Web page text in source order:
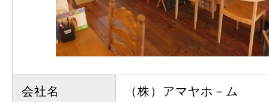
会社名 （株）アマヤホ－ム